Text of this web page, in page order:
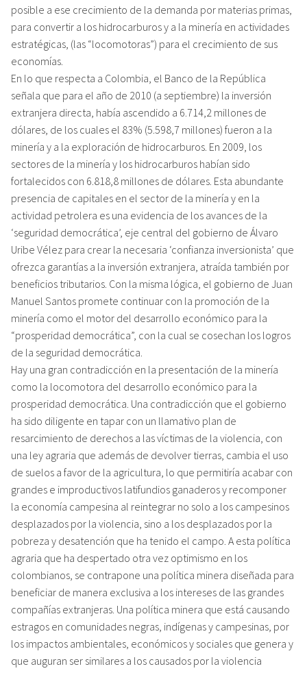
posible a ese crecimiento de la demanda por materias primas,
para convertir a los hidrocarburos y a la minería en actividades
estratégicas, (las “locomotoras”) para el crecimiento de sus
economías.
En lo que respecta a Colombia, el Banco de la República
señala que para el año de 2010 (a septiembre) la inversión
extranjera directa, había ascendido a 6.714,2 millones de
dólares, de los cuales el 83% (5.598,7 millones) fueron a la
minería y a la exploración de hidrocarburos. En 2009, los
sectores de la minería y los hidrocarburos habían sido
fortalecidos con 6.818,8 millones de dólares. Esta abundante
presencia de capitales en el sector de la minería y en la
actividad petrolera es una evidencia de los avances de la
‘seguridad democrática’, eje central del gobierno de Álvaro
Uribe Vélez para crear la necesaria ‘confianza inversionista’ que
ofrezca garantías a la inversión extranjera, atraída también por
beneficios tributarios. Con la misma lógica, el gobierno de Juan
Manuel Santos promete continuar con la promoción de la
minería como el motor del desarrollo económico para la
“prosperidad democrática”, con la cual se cosechan los logros
de la seguridad democrática.
Hay una gran contradicción en la presentación de la minería
como la locomotora del desarrollo económico para la
prosperidad democrática. Una contradicción que el gobierno
ha sido diligente en tapar con un llamativo plan de
resarcimiento de derechos a las víctimas de la violencia, con
una ley agraria que además de devolver tierras, cambia el uso
de suelos a favor de la agricultura, lo que permitiría acabar con
grandes e improductivos latifundios ganaderos y recomponer
la economía campesina al reintegrar no solo a los campesinos
desplazados por la violencia, sino a los desplazados por la
pobreza y desatención que ha tenido el campo. A esta política
agraria que ha despertado otra vez optimismo en los
colombianos, se contrapone una política minera diseñada para
beneficiar de manera exclusiva a los intereses de las grandes
compañías extranjeras. Una política minera que está causando
estragos en comunidades negras, indígenas y campesinas, por
los impactos ambientales, económicos y sociales que genera y
que auguran ser similares a los causados por la violencia